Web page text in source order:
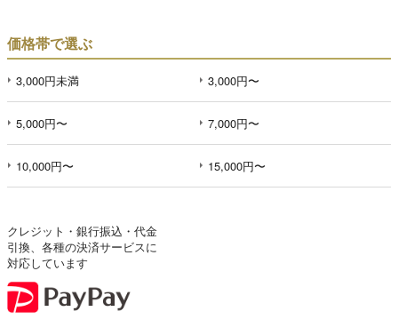
価格帯で選ぶ
3,000円未満 3,000円〜
5,000円〜 7,000円〜
10,000円〜 15,000円〜
クレジット・銀行振込・代金
引換、各種の決済サービスに
対応しています